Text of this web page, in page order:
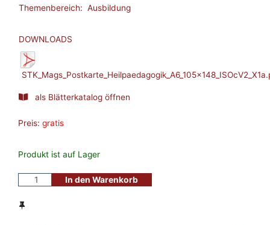
Themenbereich: Ausbildung
DOWNLOADS
als Blätterkatalog öffnen
Preis: gratis
Produkt ist auf Lager
In den Warenkorb